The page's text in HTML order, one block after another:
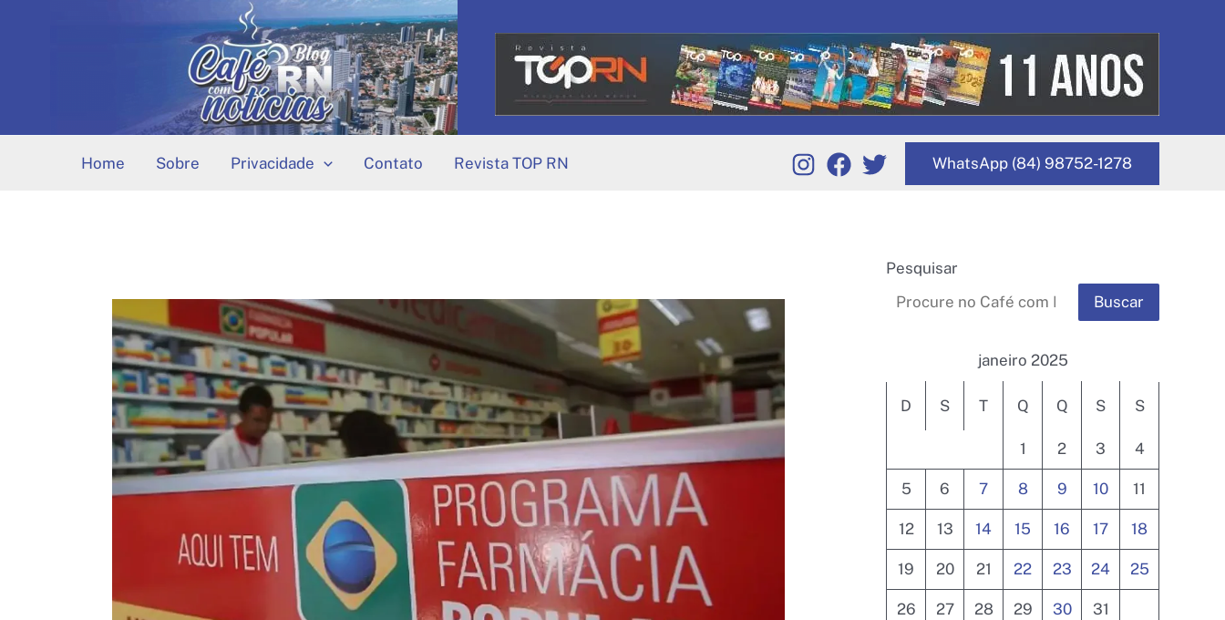
Home Sobre Privacidade Contato Revista TOP RN WhatsApp (84) 98752-1278
Pesquisar
Buscar
janeiro 2025
D S T Q Q S S
1 2 3 4
5 6 7 8 9 10 11
12 13 14 15 16 17 18
19 20 21 22 23 24 25
26 27 28 29 30 31